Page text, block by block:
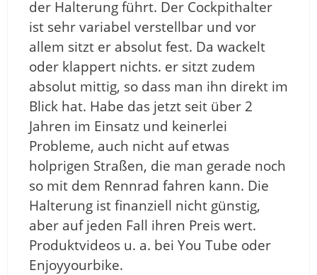
der Halterung führt. Der Cockpithalter
ist sehr variabel verstellbar und vor
allem sitzt er absolut fest. Da wackelt
oder klappert nichts. er sitzt zudem
absolut mittig, so dass man ihn direkt im
Blick hat. Habe das jetzt seit über 2
Jahren im Einsatz und keinerlei
Probleme, auch nicht auf etwas
holprigen Straßen, die man gerade noch
so mit dem Rennrad fahren kann. Die
Halterung ist finanziell nicht günstig,
aber auf jeden Fall ihren Preis wert.
Produktvideos u. a. bei You Tube oder
Enjoyyourbike.